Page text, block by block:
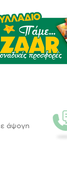
άψογη